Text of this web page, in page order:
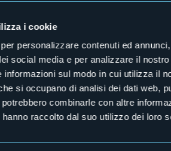
i cookie
personalizzare contenuti ed
social media e per analizzare il
informazioni sul modo in cui utilizza il
si occupano di analisi dei dati web,
combinarle con altre
raccolto dal suo utilizzo dei loro
punto informativo a cura del
e della Società Italiana della
camelie invernali
Città di Verbania, Tel. +39
542250